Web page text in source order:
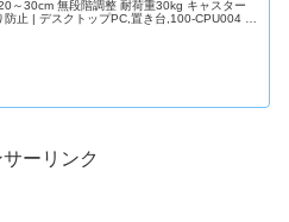
～30cm 無段階調整 耐荷重30kg キャスター
防止 | デスクトップPC,置き台,100-CPU004 :
ーリンク